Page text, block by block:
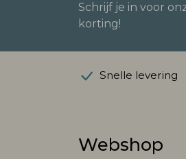
Schrijf je in voor
korting!
Snelle levering
Webshop